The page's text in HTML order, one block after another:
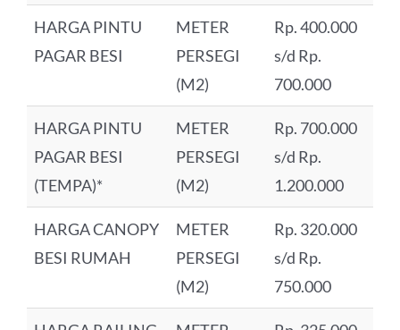
HARGA PINTU
PAGAR BESI
METER
PERSEGI
(M2)
Rp. 400.000
s/d Rp.
700.000
HARGA PINTU
PAGAR BESI
(TEMPA)*
METER
PERSEGI
(M2)
Rp. 700.000
s/d Rp.
1.200.000
HARGA CANOPY
BESI RUMAH
METER
PERSEGI
(M2)
Rp. 320.000
s/d Rp.
750.000